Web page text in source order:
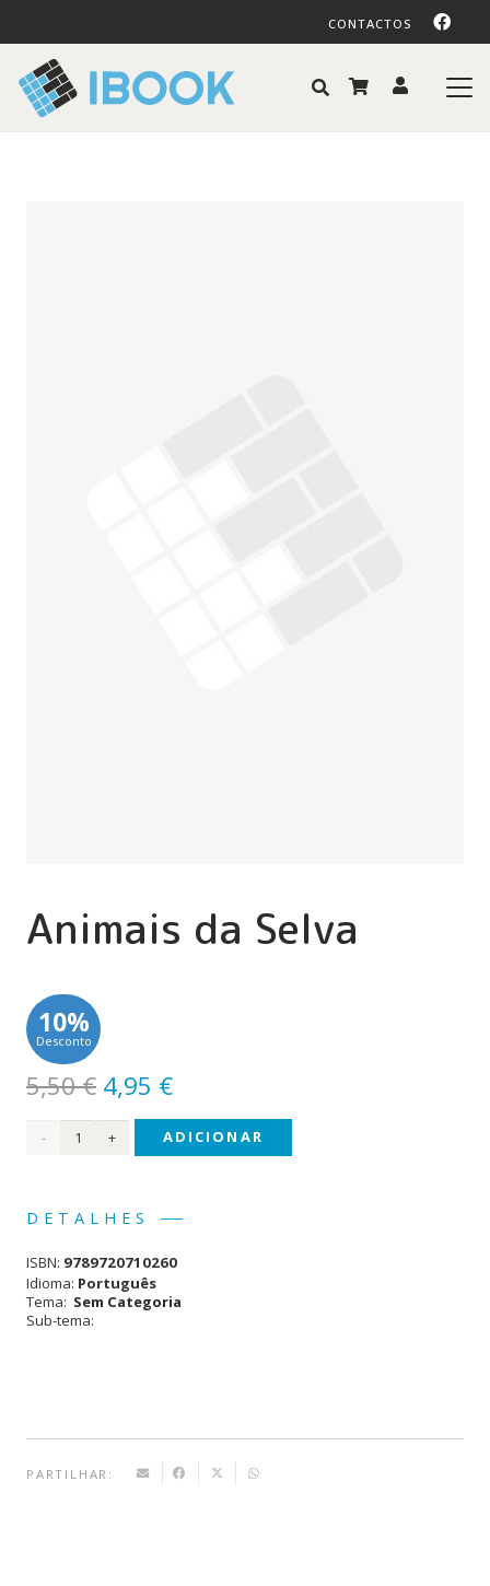
CONTACTOS
Animais da Selva
10%
Desconto
5,50€ O
preço
original
5,50 €.
4,95 €O
preço
atual
Quantidade
Selva
ADICIONAR
DETALHES
ISBN: 9789720710260
Idioma: Português
Tema: Sem Categoria
Sub-tema:
PARTILHAR: